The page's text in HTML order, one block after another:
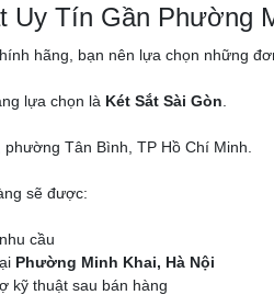
Uy Tín Gần Phường
hãng, bạn nên lựa chọn những
lựa chọn là Két Sắt Sài Gòn
Tân Bình, TP Hồ Chí Minh.
sẽ được:
cầu
Phường Minh Khai, Hà Nội
kỹ thuật sau bán hàng